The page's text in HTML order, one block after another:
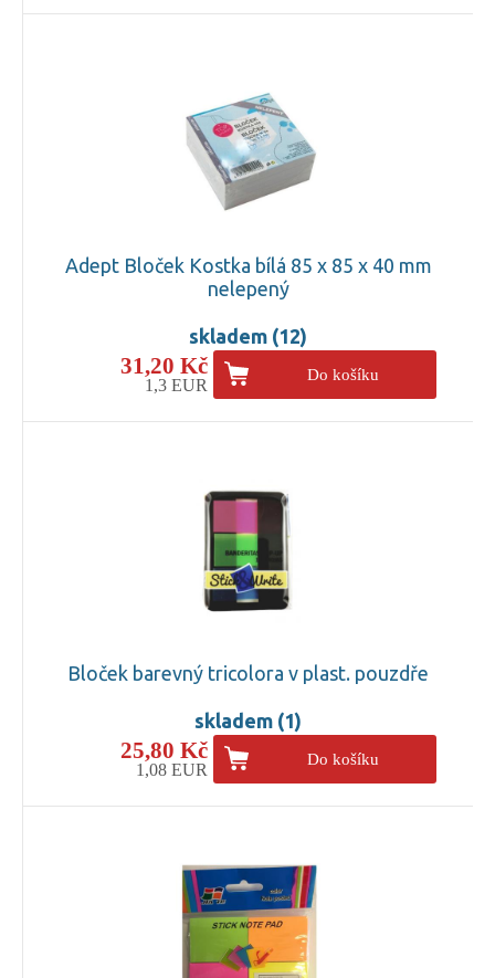
Adept Bloček Kostka bílá 85 x 85 x 40 mm
nelepený
skladem (12)
31,20 Kč
1,3 EUR
Do košíku
Bloček barevný tricolora v plast. pouzdře
skladem (1)
25,80 Kč
1,08 EUR
Do košíku